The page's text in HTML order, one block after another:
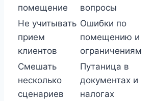
помещение
вопросы
Не учитывать
прием
клиентов
Ошибки по
помещению и
ограничениям
Смешать
несколько
сценариев
Путаница в
документах и
налогах